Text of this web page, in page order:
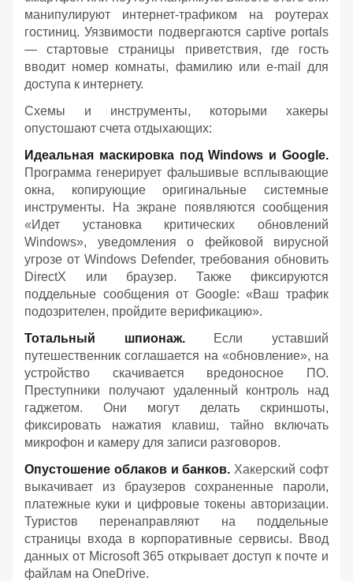
манипулируют интернет-трафиком на роутерах
гостиниц. Уязвимости подвергаются captive portals
— стартовые страницы приветствия, где гость
вводит номер комнаты, фамилию или e-mail для
доступа к интернету.
Схемы и инструменты, которыми хакеры
опустошают счета отдыхающих:
Идеальная маскировка под Windows и Google.
Программа генерирует фальшивые всплывающие
окна, копирующие оригинальные системные
инструменты. На экране появляются сообщения
«Идет установка критических обновлений
Windows», уведомления о фейковой вирусной
угрозе от Windows Defender, требования обновить
DirectX или браузер. Также фиксируются
поддельные сообщения от Google: «Ваш трафик
подозрителен, пройдите верификацию».
Тотальный шпионаж.Если уставший
путешественник соглашается на «обновление», на
устройство скачивается вредоносное ПО.
Преступники получают удаленный контроль над
гаджетом. Они могут делать скриншоты,
фиксировать нажатия клавиш, тайно включать
микрофон и камеру для записи разговоров.
Опустошение облаков и банков. Хакерский софт
выкачивает из браузеров сохраненные пароли,
платежные куки и цифровые токены авторизации.
Туристов перенаправляют на поддельные
страницы входа в корпоративные сервисы. Ввод
данных от Microsoft 365 открывает доступ к почте и
файлам на OneDrive.